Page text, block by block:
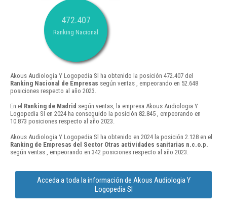
472.407
Ranking Nacional
Akous Audiologia Y Logopedia Sl ha obtenido la posición 472.407 del
Ranking Nacional de Empresas según ventas , empeorando en 52.648
posiciones respecto al año 2023.
En el Ranking de Madrid según ventas, la empresa Akous Audiologia Y
Logopedia Sl en 2024 ha conseguido la posición 82.845 , empeorando en
10.873 posiciones respecto al año 2023.
Akous Audiologia Y Logopedia Sl ha obtenido en 2024 la posición 2.128 en el
Ranking de Empresas del Sector Otras actividades sanitarias n.c.o.p.
según ventas , empeorando en 342 posiciones respecto al año 2023.
Acceda a toda la información de Akous Audiologia Y
Logopedia Sl